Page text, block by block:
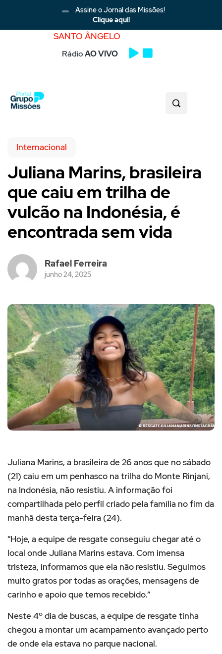
Assine o Jornal das Missões!
Clique aqui!
SANTO ÂNGELO
RádioAO VIVO
Internacional
Juliana Marins, brasileira
que caiu em trilha de
vulcão na Indonésia, é
encontrada sem vida
Rafael Ferreira
junho 24, 2025
Juliana Marins, a brasileira de 26 anos que no sábado
(21) caiu em um penhasco na trilha do Monte Rinjani,
na Indonésia, não resistiu. A informação foi
compartilhada pelo perfil criado pela família no fim da
manhã desta terça-feira (24).
“Hoje, a equipe de resgate conseguiu chegar até o
local onde Juliana Marins estava. Com imensa
tristeza, informamos que ela não resistiu. Seguimos
muito gratos por todas as orações, mensagens de
carinho e apoio que temos recebido.”
Neste 4º dia de buscas, a equipe de resgate tinha
chegou a montar um acampamento avançado perto
de onde ela estava no parque nacional.